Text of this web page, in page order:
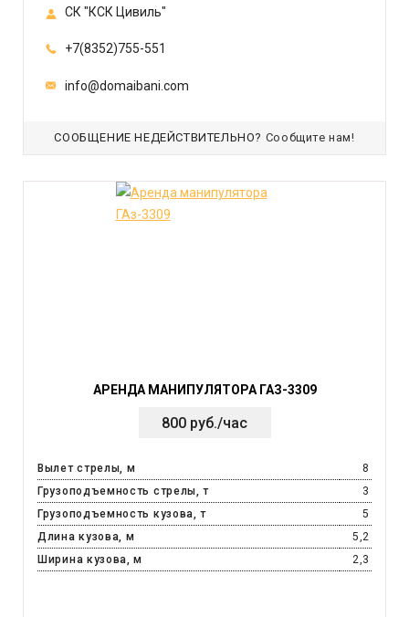
СК "КСК Цивиль"
+7(8352)755-551
info@domaibani.com
СООБЩЕНИЕ НЕДЕЙСТВИТЕЛЬНО? Сообщите нам!
АРЕНДА МАНИПУЛЯТОРА ГАЗ-3309
800 руб./час
Вылет стрелы, м
8
Грузоподъемность стрелы, т
3
Грузоподъемность кузова, т
5
Длина кузова, м
5,2
Ширина кузова, м
2,3